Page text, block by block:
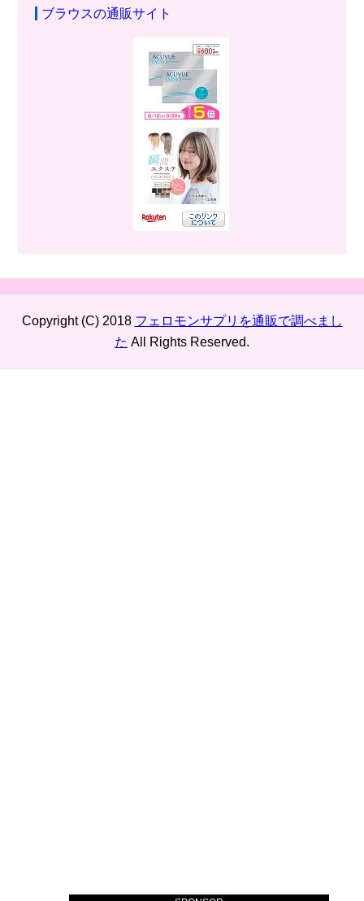
ブラウスの通販サイト
Copyright (C) 2018 フェロモンサプリを通販で調べまし
た All Rights Reserved.